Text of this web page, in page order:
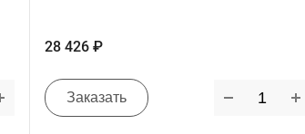
28 426 ₽
Заказать